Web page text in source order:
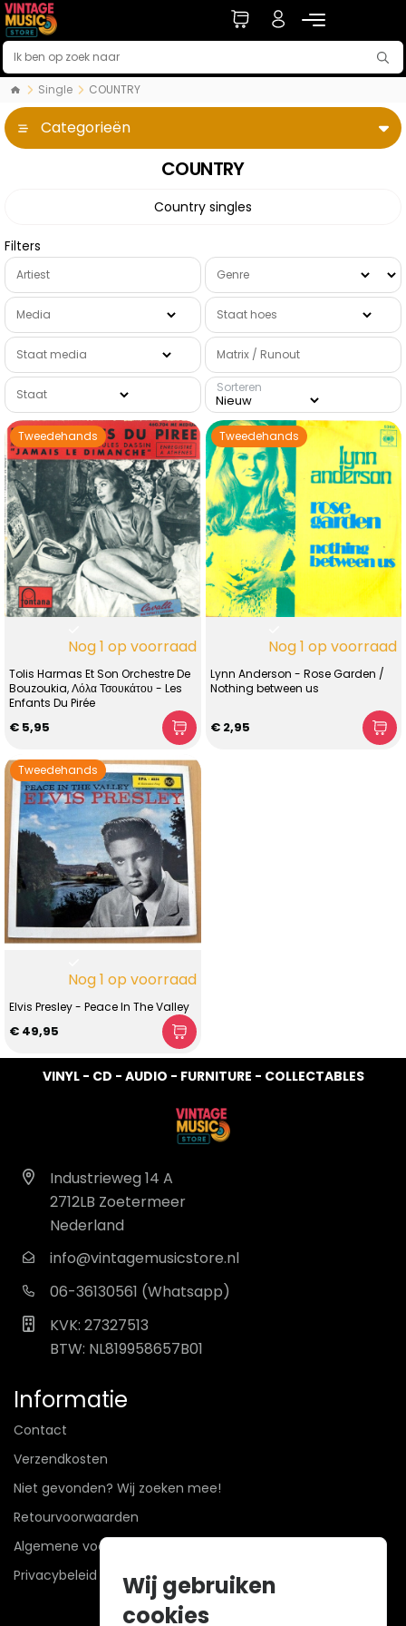
Single COUNTRY
Categorieën
COUNTRY
Country singles
Filters
Artiest Genre
Media Staat hoes
Staat media Matrix / Runout
Staat Sorteren
Tweedehands
Nog 1 op voorraad
Tolis Harmas Et Son Orchestre De
Bouzoukia, Λόλα Τσουκάτου - Les
Enfants Du Pirée
€ 5,95
Tweedehands
Nog 1 op voorraad
Lynn Anderson - Rose Garden /
Nothing between us
€ 2,95
Tweedehands
Nog 1 op voorraad
Elvis Presley - Peace In The Valley
€ 49,95
VINYL - CD - AUDIO - FURNITURE - COLLECTABLES
Industrieweg 14 A
2712LB Zoetermeer
Nederland
info@vintagemusicstore.nl
06-36130561 (Whatsapp)
KVK: 27327513
BTW: NL819958657B01
Informatie
Contact
Verzendkosten
Niet gevonden? Wij zoeken mee!
Retourvoorwaarden
Algemene voorwaarden
Privacybeleid
Wij gebruiken
cookies